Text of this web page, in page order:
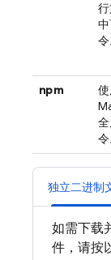
令
npm
令
独立二进制
如需下载
件，请按